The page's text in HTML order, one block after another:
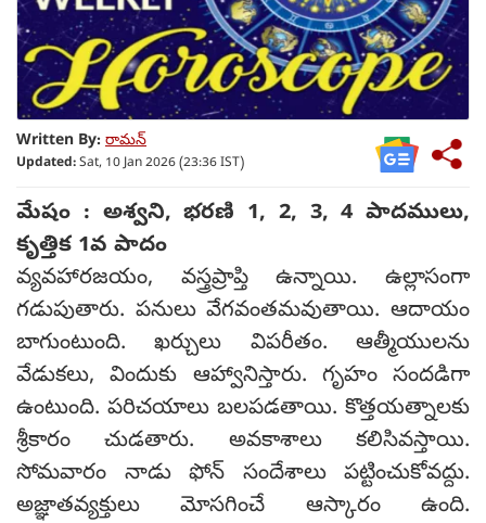
Written By: రామన్
Updated:Sat, 10 Jan 2026 (23:36 IST)
మేషం : అశ్వని, భరణి 1, 2, 3, 4 పాదములు,
కృత్తిక 1వ పాదం
వ్యవహారజయం, వస్త్రప్రాప్తి ఉన్నాయి. ఉల్లాసంగా
గడుపుతారు. పనులు వేగవంతమవుతాయి. ఆదాయం
బాగుంటుంది. ఖర్చులు విపరీతం. ఆత్మీయులను
వేడుకలు, విందుకు ఆహ్వానిస్తారు. గృహం సందడిగా
ఉంటుంది. పరిచయాలు బలపడతాయి. కొత్తయత్నాలకు
శ్రీకారం చుడతారు. అవకాశాలు కలిసివస్తాయి.
సోమవారం నాడు ఫోన్ సందేశాలు పట్టించుకోవద్దు.
అజ్ఞాతవ్యక్తులు మోసగించే ఆస్కారం ఉంది.